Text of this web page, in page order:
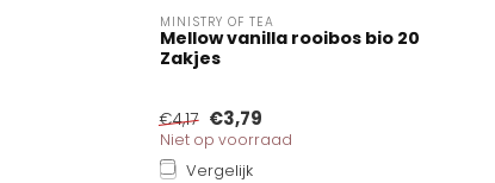
MINISTRY OF TEA
Mellow vanilla rooibos bio 20
Zakjes
€4,17 €3,79
Niet op voorraad
Vergelijk